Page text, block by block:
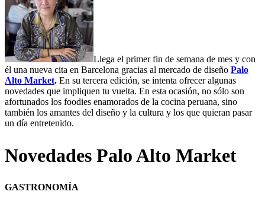
Llega el primer fin de semana de mes y con
él una nueva cita en Barcelona gracias al mercado de diseño Palo
Alto Market. En su tercera edición, se intenta ofrecer algunas
novedades que impliquen tu vuelta. En esta ocasión, no sólo son
afortunados los foodies enamorados de la cocina peruana, sino
también los amantes del diseño y la cultura y los que quieran pasar
un día entretenido.
Novedades Palo Alto Market
GASTRONOMÍA